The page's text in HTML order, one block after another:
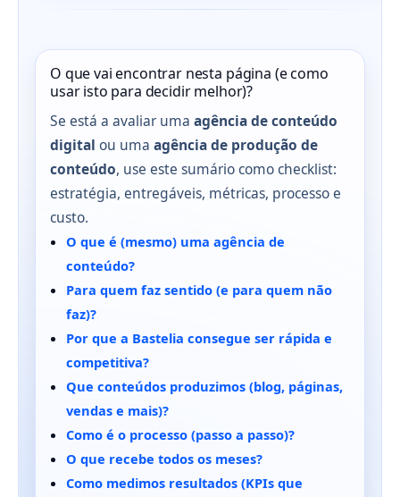
O que vai encontrar nesta página (e como
usar isto para decidir melhor)?
Se está a avaliar uma agência de conteúdo
digital ou uma agência de produção de
conteúdo, use este sumário como checklist:
estratégia, entregáveis, métricas, processo e
custo.
O que é (mesmo) uma agência de
conteúdo?
Para quem faz sentido (e para quem não
faz)?
Por que a Bastelia consegue ser rápida e
competitiva?
Que conteúdos produzimos (blog, páginas,
vendas e mais)?
Como é o processo (passo a passo)?
O que recebe todos os meses?
Como medimos resultados (KPIs que